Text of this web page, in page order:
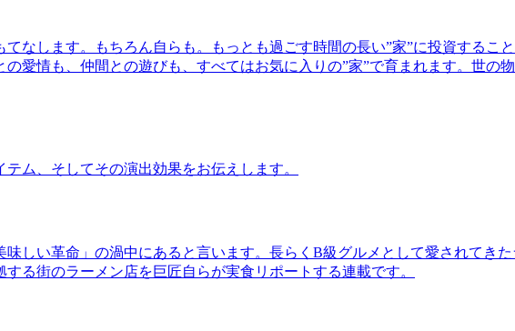
なします。もちろん自らも。もっとも過ごす時間の長い”家”に投資するこ
愛情も、仲間との遊びも、すべてはお気に入りの”家”で育まれます。世の
ム、そしてその演出効果をお伝えします。
しい革命」の渦中にあると言います。長らくB級グルメとして愛されてき
る街のラーメン店を巨匠自らが実食リポートする連載です。